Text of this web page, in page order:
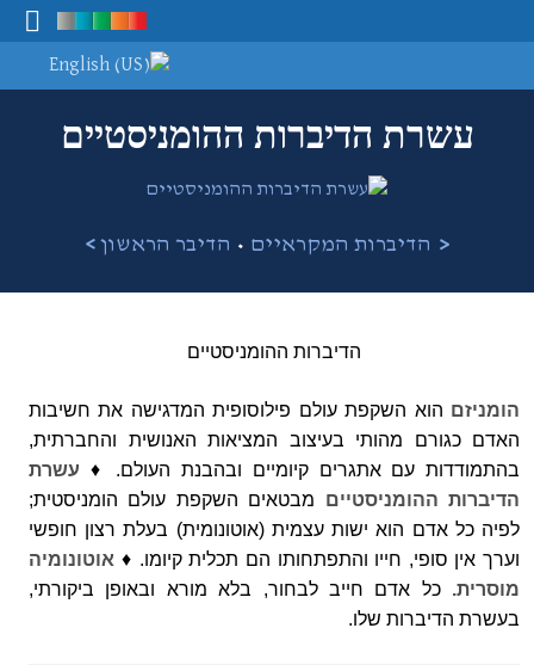
עשרת הדיברות ההומניסטיים
< הדיברות המקראיים • הדיבר הראשון >
הדיברות ההומניסטיים
הומניזם הוא השקפת עולם פילוסופית המדגישה את חשיבות
האדם כגורם מהותי בעיצוב המציאות האנושית והחברתית,
בהתמודדות עם אתגרים קיומיים ובהבנת העולם. ♦ עשרת
הדיברות ההומניסטיים מבטאים השקפת עולם הומניסטית;
לפיה כל אדם הוא ישות עצמית (אוטונומית) בעלת רצון חופשי
וערך אין סופי, חייו והתפתחותו הם תכלית קיומו. ♦ אוטונומיה
מוסרית. כל אדם חייב לבחור, בלא מורא ובאופן ביקורתי,
בעשרת הדיברות שלו.